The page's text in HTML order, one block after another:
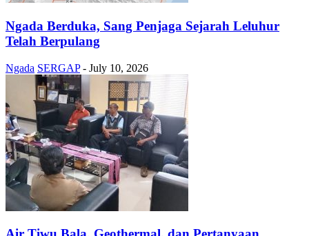
Ngada Berduka, Sang Penjaga Sejarah Leluhur
Telah Berpulang
Ngada SERGAP - July 10, 2026